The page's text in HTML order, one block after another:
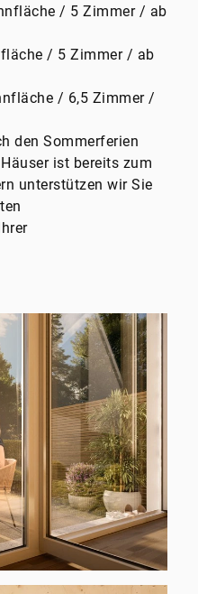
/ 5 Zimmer / ab
/ 5 Zimmer / ab
/ 6,5 Zimmer /
den Sommerferien
ist bereits zum
unterstützen wir Sie